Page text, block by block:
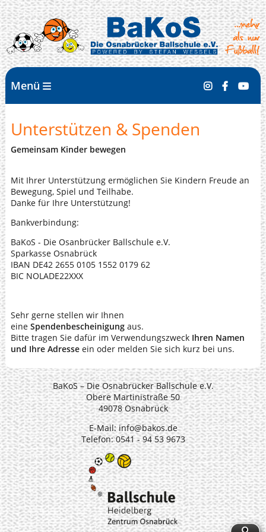
Menü
Unterstützen & Spenden
Gemeinsam Kinder bewegen
Mit Ihrer Unterstützung ermöglichen Sie Kindern Freude an
Bewegung, Spiel und Teilhabe.
Danke für Ihre Unterstützung!
Bankverbindung:
BaKoS - Die Osanbrücker Ballschule e.V.
Sparkasse Osnabrück
IBAN DE42 2655 0105 1552 0179 62
BIC NOLADE22XXX
Sehr gerne stellen wir Ihnen
eine Spendenbescheinigungaus.
Bitte tragen Sie dafür im Verwendungszweck Ihren Namen
und Ihre Adresseein oder melden Sie sich kurz bei uns.
BaKoS – Die Osnabrücker Ballschule e.V.
Obere Martinistraße 50
49078 Osnabrück
E-Mail:info@bakos.de
Telefon: 0541 - 94 53 9673